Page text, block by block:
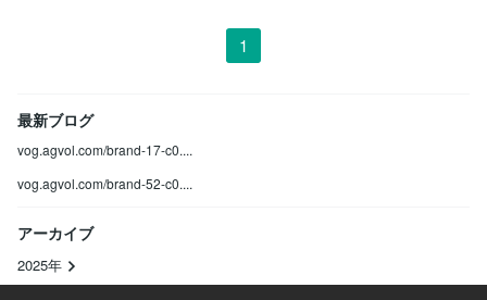
1
最新ブログ
vog.agvol.com/brand-17-c0....
vog.agvol.com/brand-52-c0....
アーカイブ
2025年